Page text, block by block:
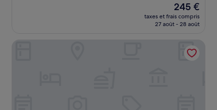
Le
nouveau
prix
de
245 €
245 €
taxes et frais compris
27 août - 28 août